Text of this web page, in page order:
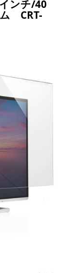
ンチ/40
CRT-